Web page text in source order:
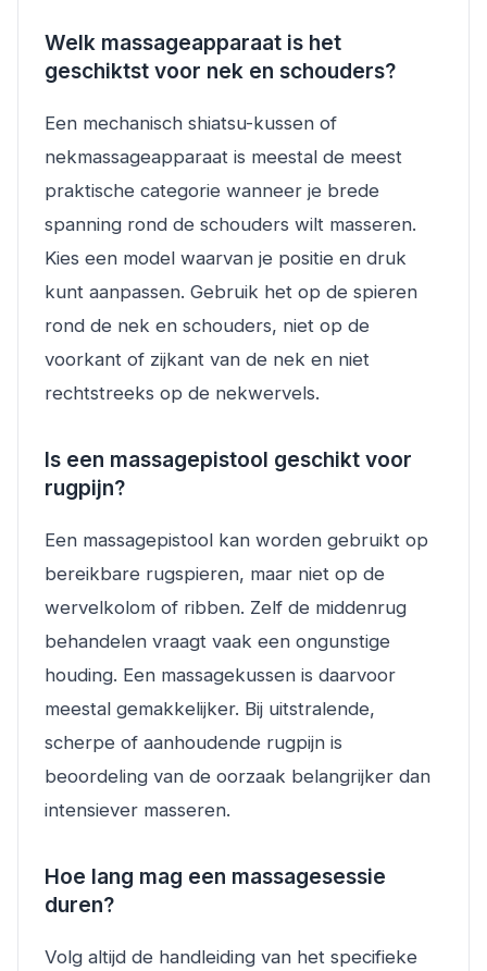
Welk massageapparaat is het
geschiktst voor nek en schouders?
Een mechanisch shiatsu-kussen of
nekmassageapparaat is meestal de meest
praktische categorie wanneer je brede
spanning rond de schouders wilt masseren.
Kies een model waarvan je positie en druk
kunt aanpassen. Gebruik het op de spieren
rond de nek en schouders, niet op de
voorkant of zijkant van de nek en niet
rechtstreeks op de nekwervels.
Is een massagepistool geschikt voor
rugpijn?
Een massagepistool kan worden gebruikt op
bereikbare rugspieren, maar niet op de
wervelkolom of ribben. Zelf de middenrug
behandelen vraagt vaak een ongunstige
houding. Een massagekussen is daarvoor
meestal gemakkelijker. Bij uitstralende,
scherpe of aanhoudende rugpijn is
beoordeling van de oorzaak belangrijker dan
intensiever masseren.
Hoe lang mag een massagesessie
duren?
Volg altijd de handleiding van het specifieke